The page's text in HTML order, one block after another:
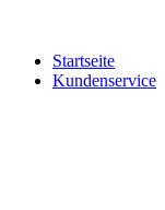
Startseite
Kundenservice